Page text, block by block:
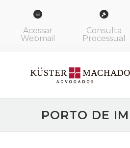
Acessar
Webmail
Consulta
Processual
PORTO DE